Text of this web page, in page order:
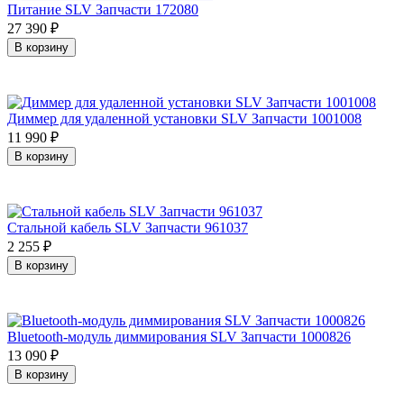
Питание SLV Запчасти 172080
27 390 ₽
В корзину
Диммер для удаленной установки SLV Запчасти 1001008
11 990 ₽
В корзину
Стальной кабель SLV Запчасти 961037
2 255 ₽
В корзину
Bluetooth-модуль диммирования SLV Запчасти 1000826
13 090 ₽
В корзину